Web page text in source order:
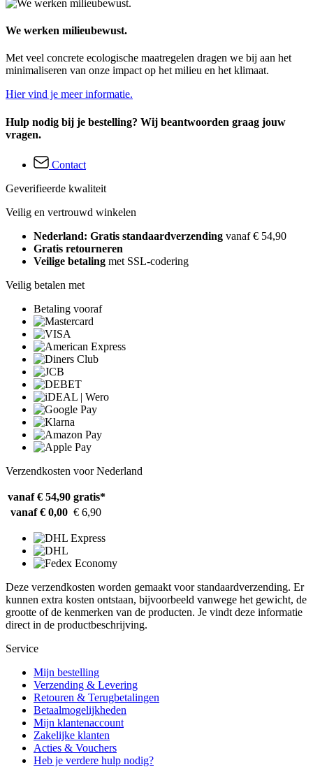
We werken milieubewust.
Met veel concrete ecologische maatregelen dragen we bij aan het
minimaliseren van onze impact op het milieu en het klimaat.
Hier vind je meer informatie.
Hulp nodig bij je bestelling? Wij beantwoorden graag jouw
vragen.
Contact
Geverifieerde kwaliteit
Veilig en vertrouwd winkelen
Nederland: Gratis standaardverzending vanaf € 54,90
Gratis retourneren
Veilige betaling met SSL-codering
Veilig betalen met
Betaling vooraf
Verzendkosten voor Nederland
vanaf € 54,90 gratis*
vanaf € 0,00 € 6,90
Deze verzendkosten worden gemaakt voor standaardverzending. Er
kunnen extra kosten ontstaan, bijvoorbeeld vanwege het gewicht, de
grootte of de kenmerken van de producten. Je vindt deze informatie
direct in de productbeschrijving.
Service
Mijn bestelling
Verzending & Levering
Retouren & Terugbetalingen
Betaalmogelijkheden
Mijn klantenaccount
Zakelijke klanten
Acties & Vouchers
Heb je verdere hulp nodig?